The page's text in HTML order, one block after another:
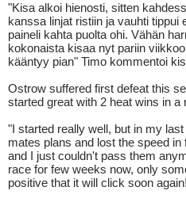
"Kisa alkoi hienosti, sitten
kanssa linjat ristiin ja vauhti
paineli kahta puolta ohi. Vähän
kokonaista kisaa nyt pariin
kääntyy pian" Timo kommentoi
Ostrow suffered first defeat this
started great with 2 heat wins in
"I started really well, but in my
mates plans and lost the speed
and I just couldn't pass them
race for few weeks now, only
positive that it will click soon